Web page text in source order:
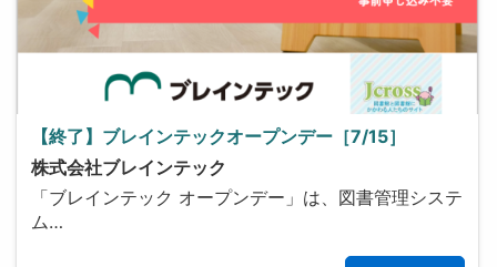
【終了】ブレインテックオープンデー［7/15］
株式会社ブレインテック
「ブレインテック オープンデー」は、図書管理システ
ム…